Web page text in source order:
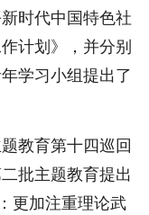
时代中国特色社
计划》，并分别
学习小组提出了
教育第十四巡回
批主题教育提出
更加注重理论武